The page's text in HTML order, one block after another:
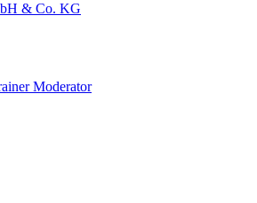
& Co. KG
Moderator